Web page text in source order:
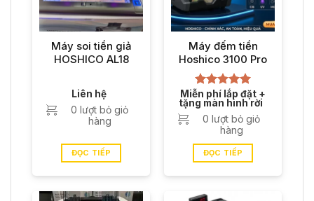
Máy soi tiền giả
HOSHICO AL18
Giao hàng miễn
phí
Liên hệ
0 lượt bỏ giỏ
hàng
ĐỌC TIẾP
Máy đếm tiền
Hoshico 3100 Pro
Được xếp
hạng5.00
5 sao
Miễn phí lắp đặt +
tặng màn hình rời
0 lượt bỏ giỏ
hàng
ĐỌC TIẾP